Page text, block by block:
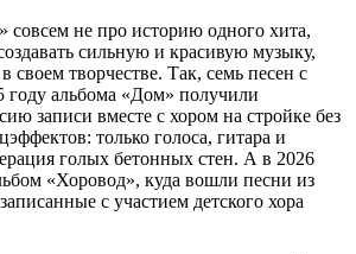
совсем не про историю одного хита,
сильную и красивую музыку,
творчестве. Так, семь песен с
альбома «Дом» получили
записи вместе с хором на стройке без
только голоса, гитара и
голых бетонных стен. А в 2026
«Хоровод», куда вошли песни из
с участием детского хора